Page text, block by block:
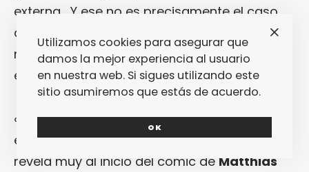
externa… Y ese no es precisamente el caso
del cómic que nos ocupa (editado en
nuestro país, por cierto, de la mano de la
editorialLa Cúpula).
« La Favorita» está protagonizada por (y
esto no es un spoiler, porque es algo que se
revela muy al inicio del cómic de Matthias
Utilizamos cookies para asegurar que
damos la mejor experiencia al usuario
en nuestra web. Si sigues utilizando este
sitio asumiremos que estás de acuerdo.
OK